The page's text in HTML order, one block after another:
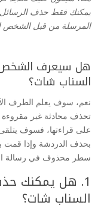
يمكنك فقط حذف الرسائل
المرسلة من قبل الشخص
هل سيعرف
السناب شات؟
نعم، سوف يعلم الطرف
تحذف محادثة غير
على قراءتها، فسوف يتلقى
بحذف الدردشة وإذا
سطر محذوف في رسالة
1. هل يمكنك
السناب شات؟